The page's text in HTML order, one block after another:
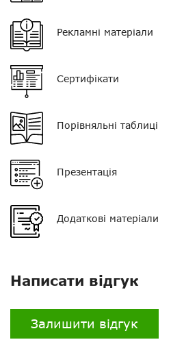
Колір
Роз'єм
Рекламні матеріали
Сертифікати
Порівняльні таблиці
Презентація
Додаткові матеріали
Написати відгук
Залишити відгук